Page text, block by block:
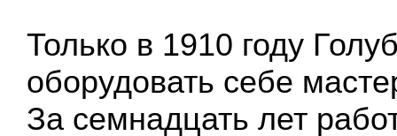
Только в 1910 году
оборудовать себе
За семнадцать лет